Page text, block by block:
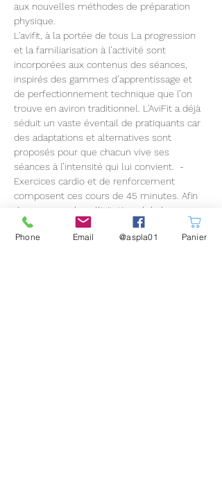
aux nouvelles méthodes de préparation
physique.
L'avifit, à la portée de tous La progression
et la familiarisation à l’activité sont
incorporées aux contenus des séances,
inspirés des gammes d’apprentissage et
de perfectionnement technique que l’on
trouve en aviron traditionnel. L'AviFit a déjà
séduit un vaste éventail de pratiquants car
des adaptations et alternatives sont
proposés pour que chacun vive ses
séances à l’intensité qui lui convient.  -
Exercices cardio et de renforcement
composent ces cours de 45 minutes. Afin
de conserver la sollicitation globale…
En lire plus >
Phone Email @aspla01 Panier